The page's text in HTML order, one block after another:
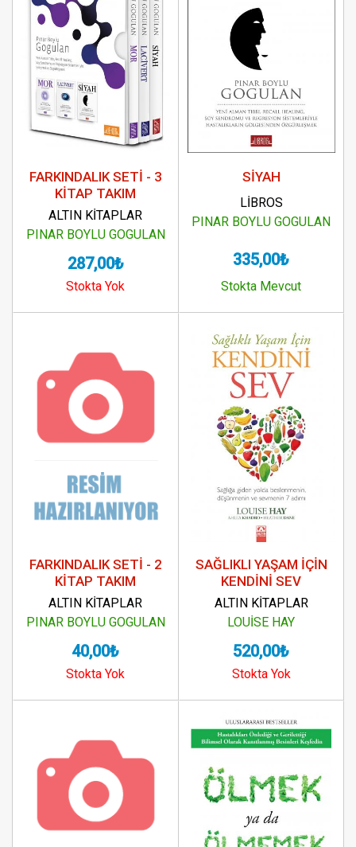
FARKINDALIK SETİ - 3
KİTAP TAKIM
ALTIN KİTAPLAR
PINAR BOYLU GOGULAN
287,00₺
Stokta Yok
SİYAH
LİBROS
PINAR BOYLU GOGULAN
335,00₺
Stokta Mevcut
FARKINDALIK SETİ - 2
KİTAP TAKIM
ALTIN KİTAPLAR
PINAR BOYLU GOGULAN
40,00₺
Stokta Yok
SAĞLIKLI YAŞAM İÇİN
KENDİNİ SEV
ALTIN KİTAPLAR
LOUİSE HAY
520,00₺
Stokta Yok